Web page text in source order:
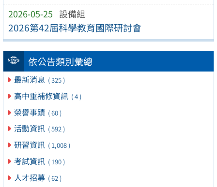
2026-05-25 設備組
2026第42屆科學教育國際研討會
依公告類別彙總
最新消息 ( 325 )
高中重補修資訊 ( 4 )
榮譽事蹟 ( 60 )
活動資訊 ( 592 )
研習資訊 ( 1,008 )
考試資訊 ( 190 )
人才招募 ( 62 )